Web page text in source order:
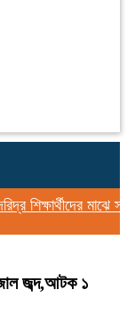
শিক্ষার্থীদের মাঝে
জাল জব্দ,আটক ১